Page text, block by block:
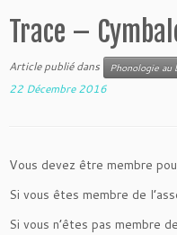
Trace –
Article publié dans Phonologie
22 Décembre 2016
Vous devez être membre
Si vous êtes membre de
Si vous n’êtes pas membre